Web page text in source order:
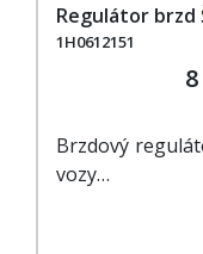
Regulátor brzd
1H0612151
Brzdový
vozy…